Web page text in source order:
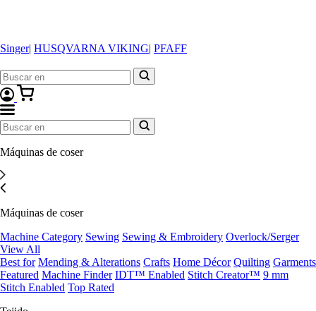
Singer| HUSQVARNA VIKING| PFAFF
Máquinas de coser
Máquinas de coser
Machine Category Sewing Sewing & Embroidery Overlock/Serger
View All
Best for Mending & Alterations Crafts Home Décor Quilting Garments
Featured Machine Finder IDT™ Enabled Stitch Creator™ 9 mm
Stitch Enabled Top Rated